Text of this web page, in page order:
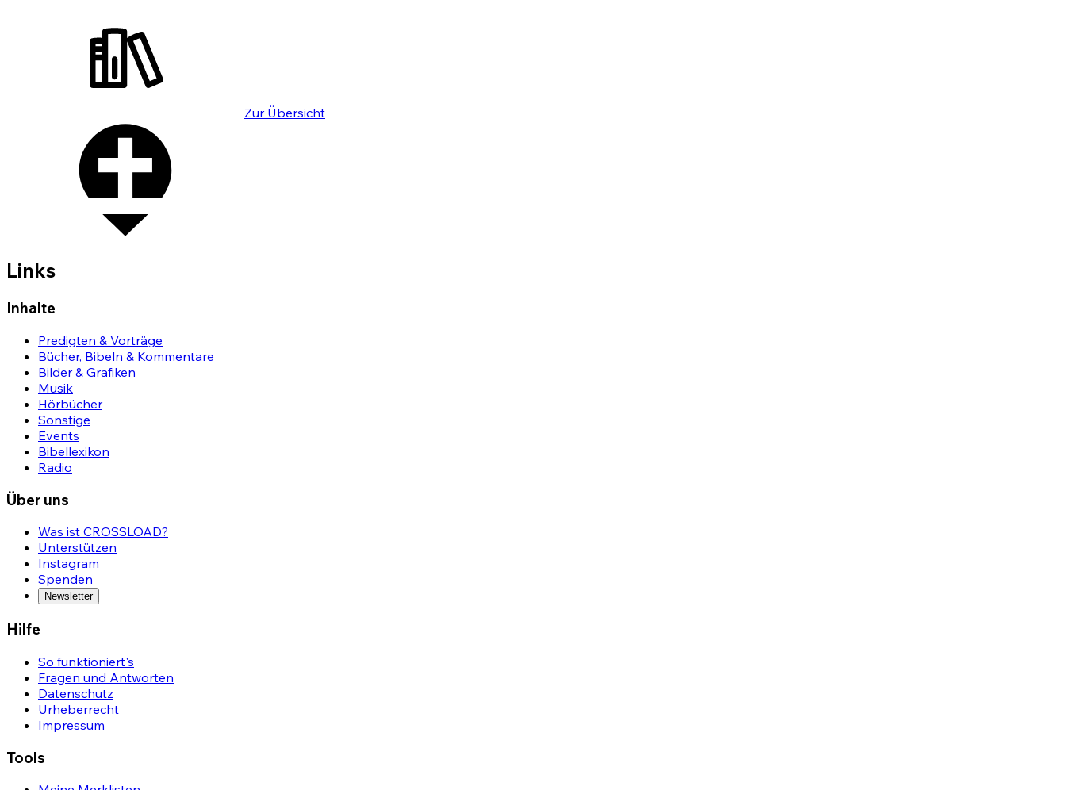
Zur Übersicht
Links
Inhalte
Predigten & Vorträge
Bücher, Bibeln & Kommentare
Bilder & Grafiken
Musik
Hörbücher
Sonstige
Events
Bibellexikon
Radio
Über uns
Was ist CROSSLOAD?
Unterstützen
Instagram
Spenden
Newsletter
Hilfe
So funktioniert's
Fragen und Antworten
Datenschutz
Urheberrecht
Impressum
Tools